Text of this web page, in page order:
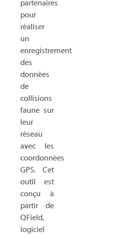
partenaires
pour
réaliser
un
enregistrement
des
données
de
collisions
faune sur
leur
réseau
avec les
coordonnées
GPS. Cet
outil est
conçu à
partir de
QField,
logiciel